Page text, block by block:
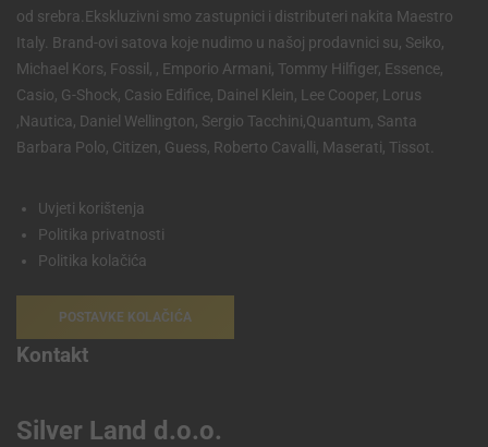
od srebra.Ekskluzivni smo zastupnici i distributeri nakita Maestro
Italy. Brand-ovi satova koje nudimo u našoj prodavnici su, Seiko,
Michael Kors, Fossil, , Emporio Armani, Tommy Hilfiger, Essence,
Casio, G-Shock, Casio Edifice, Dainel Klein, Lee Cooper, Lorus
,Nautica, Daniel Wellington, Sergio Tacchini,Quantum, Santa
Barbara Polo, Citizen, Guess, Roberto Cavalli, Maserati, Tissot.
Uvjeti korištenja
Politika privatnosti
Politika kolačića
POSTAVKE KOLAČIĆA
Kontakt
Silver Land d.o.o.